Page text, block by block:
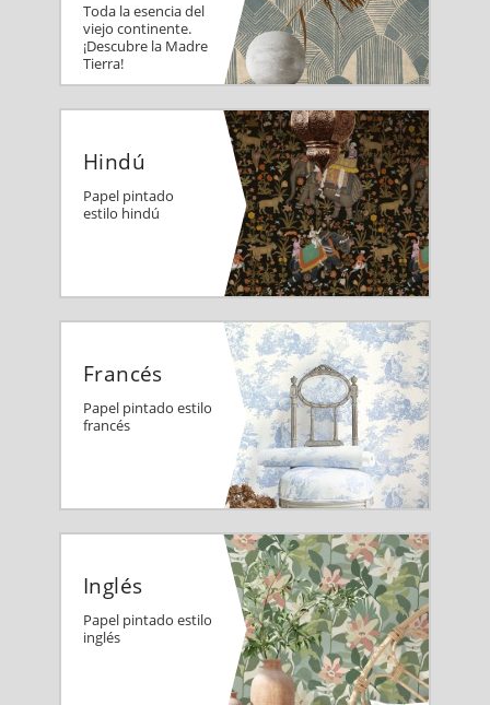
Toda la esencia del
viejo continente.
¡Descubre la Madre
Tierra!
Hindú
Papel pintado
estilo hindú
Francés
Papel pintado estilo
francés
Inglés
Papel pintado estilo
inglés